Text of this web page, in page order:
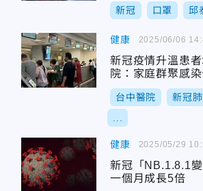
新冠 口罩 邱
健康
新冠疫情升溫患
院：家庭群聚感
台中醫院 新冠
2025/06/06
健康
新冠「NB.1.8.1變
一個月成長5倍
2025/05/29